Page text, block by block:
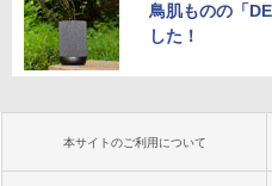
鳥肌ものの「
した！
本サイトのご利用について